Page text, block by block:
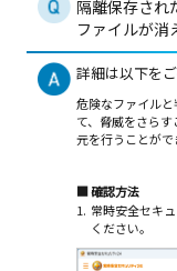
隔離保存され
ファイルが消
詳細は以下を
危険なファイル
て、脅威をさら
元を行うことがで
■確認方法
1. 常時安全セキ
ください。